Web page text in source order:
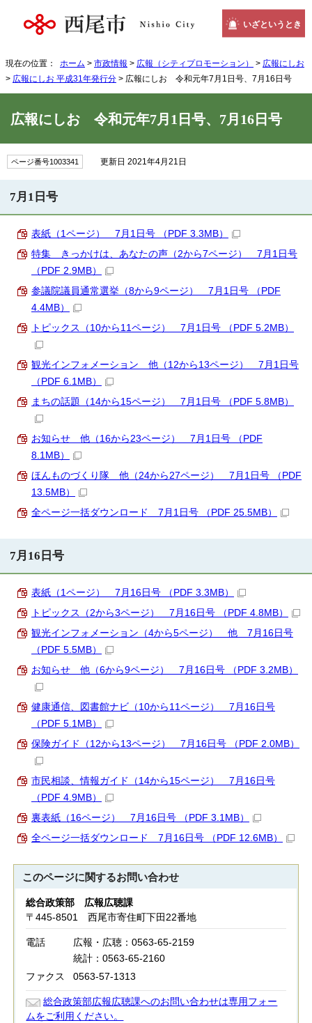
いざというとき
現在の位置： ホーム > 市政情報 > 広報（シティプロモーション） > 広報にしお
> 広報にしお 平成31年発行分 > 広報にしお 令和元年7月1日号、7月16日号
広報にしお 令和元年7月1日号、7月16日号
ページ番号1003341 更新日 2021年4月21日
7月1日号
表紙（1ページ） 7月1日号 （PDF 3.3MB）
特集 きっかけは、あなたの声（2から7ページ） 7月1日号
（PDF 2.9MB）
参議院議員通常選挙（8から9ページ） 7月1日号 （PDF
4.4MB）
トピックス（10から11ページ） 7月1日号 （PDF 5.2MB）
観光インフォメーション 他（12から13ページ） 7月1日号
（PDF 6.1MB）
まちの話題（14から15ページ） 7月1日号 （PDF 5.8MB）
お知らせ 他（16から23ページ） 7月1日号 （PDF
8.1MB）
ほんものづくり隊 他（24から27ページ） 7月1日号 （PDF
13.5MB）
全ページ一括ダウンロード 7月1日号 （PDF 25.5MB）
7月16日号
表紙（1ページ） 7月16日号 （PDF 3.3MB）
トピックス（2から3ページ） 7月16日号 （PDF 4.8MB）
観光インフォメーション（4から5ページ） 他 7月16日号
（PDF 5.5MB）
お知らせ 他（6から9ページ） 7月16日号 （PDF 3.2MB）
健康通信、図書館ナビ（10から11ページ） 7月16日号
（PDF 5.1MB）
保険ガイド（12から13ページ） 7月16日号 （PDF 2.0MB）
市民相談、情報ガイド（14から15ページ） 7月16日号
（PDF 4.9MB）
裏表紙（16ページ） 7月16日号 （PDF 3.1MB）
全ページ一括ダウンロード 7月16日号 （PDF 12.6MB）
このページに関するお問い合わせ
総合政策部 広報広聴課
〒445-8501 西尾市寄住町下田22番地
電話
広報・広聴：0563-65-2159
統計：0563-65-2160
ファクス
0563-57-1313
総合政策部広報広聴課へのお問い合わせは専用フォー
ムをご利用ください。